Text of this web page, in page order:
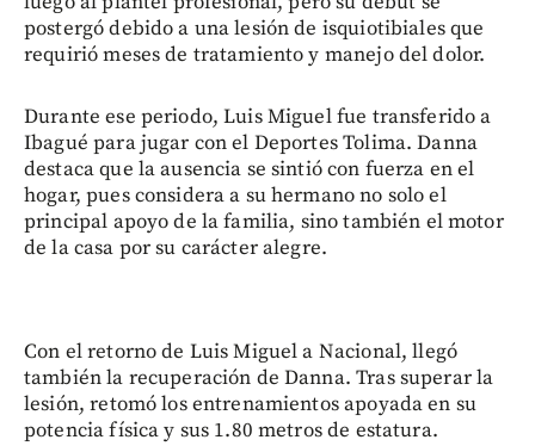
postergó debido a una lesión de isquiotibiales que
requirió meses de tratamiento y manejo del dolor.
Durante ese periodo, Luis Miguel fue transferido a
Ibagué para jugar con el Deportes Tolima. Danna
destaca que la ausencia se sintió con fuerza en el
hogar, pues considera a su hermano no solo el
principal apoyo de la familia, sino también el motor
de la casa por su carácter alegre.
Con el retorno de Luis Miguel a Nacional, llegó
también la recuperación de Danna. Tras superar la
lesión, retomó los entrenamientos apoyada en su
potencia física y sus 1.80 metros de estatura.